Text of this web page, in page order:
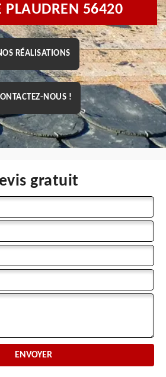
PLAUDREN 56420
RÉALISATIONS
NOUS !
gratuit